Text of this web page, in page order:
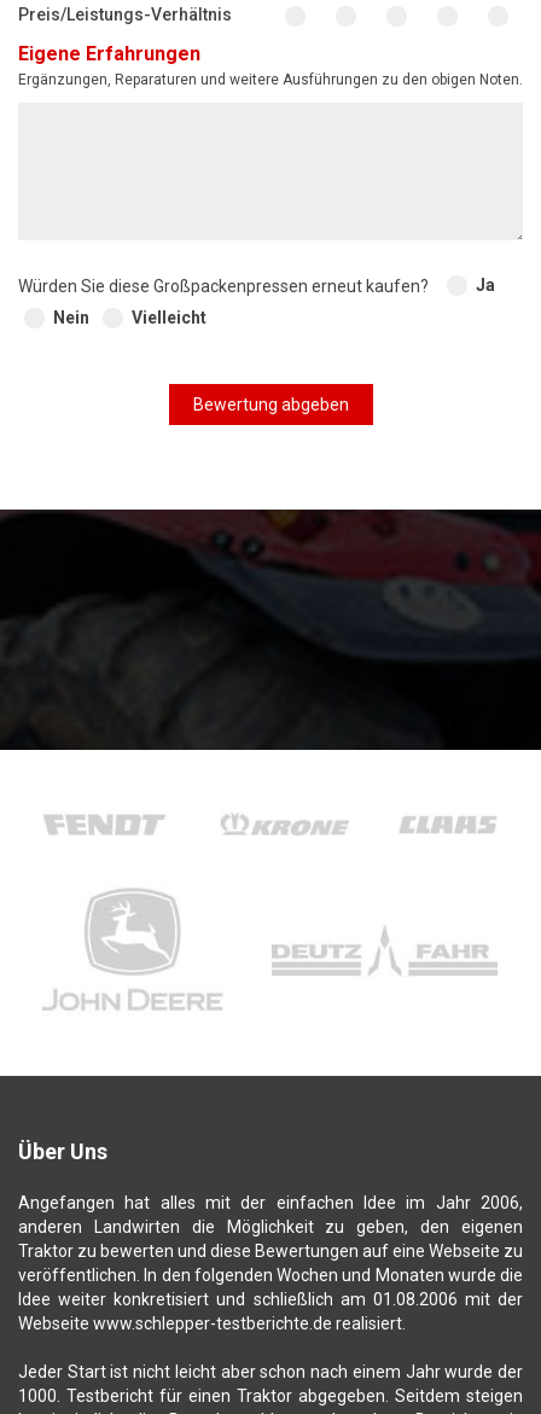
Preis/Leistungs-Verhältnis
Eigene Erfahrungen
Ergänzungen, Reparaturen und weitere Ausführungen zu den obigen Noten.
Würden Sie diese Großpackenpressen erneut kaufen?
Ja
Nein
Vielleicht
Bewertung abgeben
Über Uns
Angefangen hat alles mit der einfachen Idee im Jahr 2006,
anderen Landwirten die Möglichkeit zu geben, den eigenen
Traktor zu bewerten und diese Bewertungen auf eine Webseite zu
veröffentlichen. In den folgenden Wochen und Monaten wurde die
Idee weiter konkretisiert und schließlich am 01.08.2006 mit der
Webseite www.schlepper-testberichte.de realisiert.
Jeder Start ist nicht leicht aber schon nach einem Jahr wurde der
1000. Testbericht für einen Traktor abgegeben. Seitdem steigen